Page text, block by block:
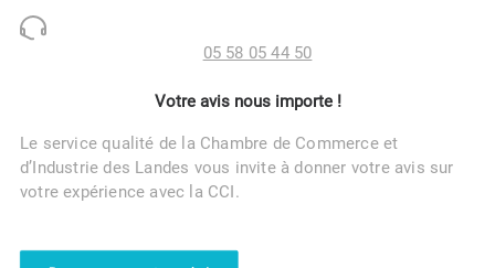
05 58 05 44 50
Votre avis nous importe !
Le service qualité de la Chambre de Commerce et
d’Industrie des Landes vous invite à donner votre avis sur
votre expérience avec la CCI.